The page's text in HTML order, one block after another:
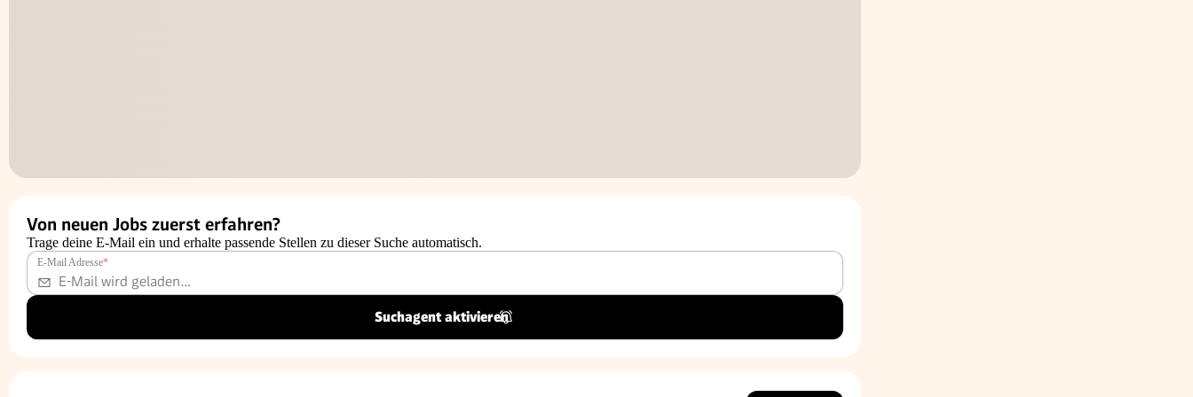
Von neuen Jobs zuerst erfahren?
Trage deine E-Mail ein und erhalte passende Stellen zu dieser Suche automatisch.
E-Mail Adresse*
Suchagent aktivieren